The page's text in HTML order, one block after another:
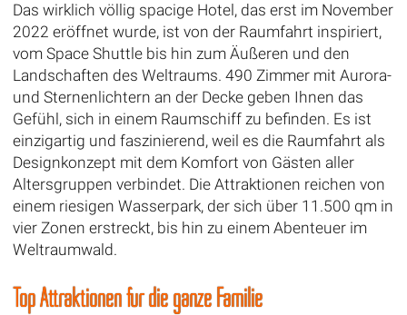
Das wirklich völlig spacige Hotel, das erst im November
2022 eröffnet wurde, ist von der Raumfahrt inspiriert,
vom Space Shuttle bis hin zum Äußeren und den
Landschaften des Weltraums. 490 Zimmer mit Aurora-
und Sternenlichtern an der Decke geben Ihnen das
Gefühl, sich in einem Raumschiff zu befinden. Es ist
einzigartig und faszinierend, weil es die Raumfahrt als
Designkonzept mit dem Komfort von Gästen aller
Altersgruppen verbindet. Die Attraktionen reichen von
einem riesigen Wasserpark, der sich über 11.500 qm in
vier Zonen erstreckt, bis hin zu einem Abenteuer im
Weltraumwald.
Top Attraktionen für die ganze Familie